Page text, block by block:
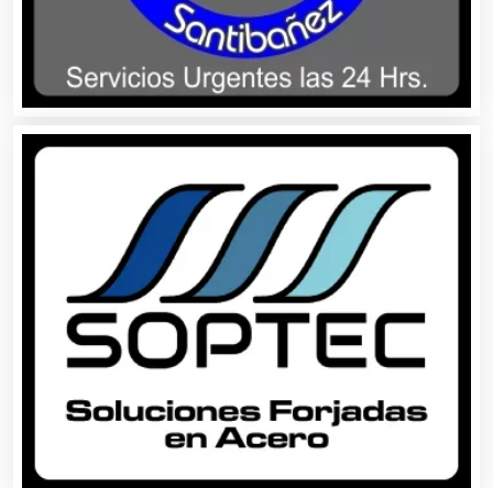
Artículos de Oficina
Artículos de Piel
Artículos Deportivos
Artículos Importados
Artículos para el Hogar
Artículos para Regalos